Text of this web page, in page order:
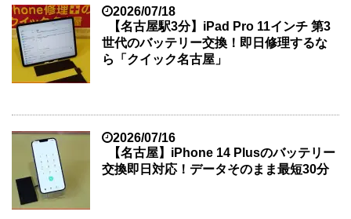
2026/07/18
【名古屋駅3分】iPad Pro 11インチ 第3
世代のバッテリー交換！即日修理するな
ら「クイック名古屋」
2026/07/16
【名古屋】iPhone 14 Plusのバッテリー
交換即日対応！データそのまま最短30分